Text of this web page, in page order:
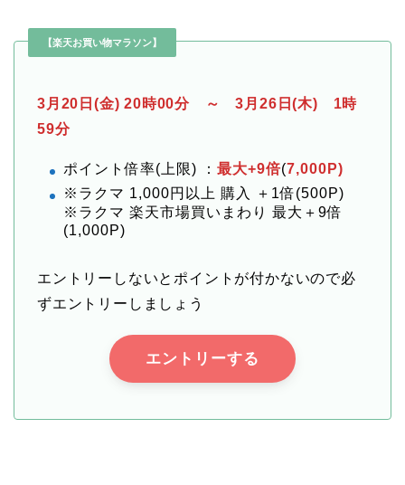
【楽天お買い物マラソン】
3月20日(金) 20時00分 ～ 3月26日(木) 1時
59分
ポイント倍率(上限) ： 最大+9倍(7,000P)
※ラクマ 1,000円以上 購入 ＋1倍(500P)
※ラクマ 楽天市場買いまわり 最大＋9倍
(1,000P)
エントリーしないとポイントが付かないので必
ずエントリーしましょう
エントリーする